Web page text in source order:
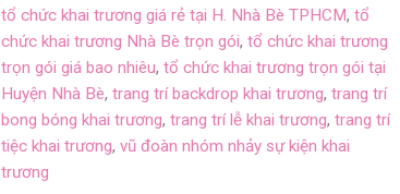
tổ chức khai trương giá rẻ tại H. Nhà Bè TPHCM, tổ
chức khai trương Nhà Bè trọn gói, tổ chức khai trương
trọn gói giá bao nhiêu, tổ chức khai trương trọn gói tại
Huyện Nhà Bè, trang trí backdrop khai trương, trang trí
bong bóng khai trương, trang trí lễ khai trương, trang trí
tiệc khai trương, vũ đoàn nhóm nhảy sự kiện khai
trương